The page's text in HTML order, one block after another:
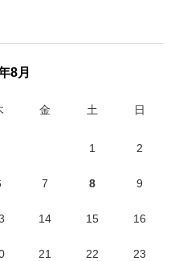
8月
金 土 日
1 2
7 8 9
14 15 16
21 22 23